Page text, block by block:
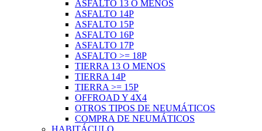
ASFALTO 13 O MENOS
ASFALTO 14P
ASFALTO 15P
ASFALTO 16P
ASFALTO 17P
ASFALTO >= 18P
TIERRA 13 O MENOS
TIERRA 14P
TIERRA >= 15P
OFFROAD Y 4X4
OTROS TIPOS DE NEUMÁTICOS
COMPRA DE NEUMÁTICOS
HABITÁCULO